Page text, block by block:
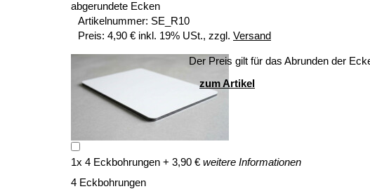
abgerundete Ecken
Artikelnummer: SE_R10
Preis: 4,90 € inkl. 19% USt., zzgl. Versand
Der Preis gilt für das Abrunden der
zum Artikel
1x 4 Eckbohrungen + 3,90 € weitere Informationen
4 Eckbohrungen